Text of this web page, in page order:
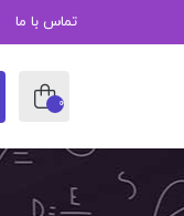
تماس با ما
0